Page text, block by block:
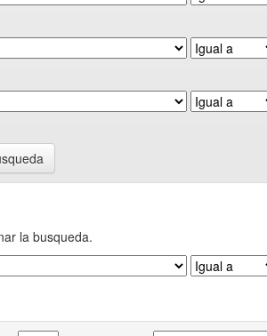
la busqueda.